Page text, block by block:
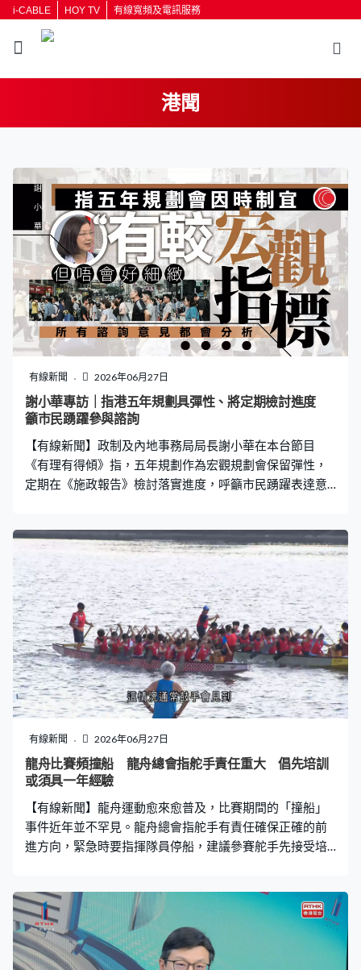
i-CABLE HOY TV 有線寬頻及電訊服務
港聞
按輸入鍵開始搜尋
有線新聞 2026年06月27日
謝小華專訪｜指港五年規劃具彈性、將定期檢討進度
籲市民踴躍參與諮詢
【有線新聞】政制及內地事務局局長謝小華在本台節目
《有理有得傾》指，五年規劃作為宏觀規劃會保留彈性，
定期在《施政報告》檢討落實進度，呼籲市民踴躍表達意
目《有理有得傾》被問會否參考國家規劃，列明多個發展
指標，她指具體指標會落在《施政報告》，每年檢討落實
進度再修正。 謝小華：「五年規劃是一個很宏觀的，所以
不代表中間完全沒有彈性，五年規劃下每年的施政報告就
給了我們一個機會，在一個部署的時候因時制宜，可以去
看一下如何落實是最好，再加上財政預算案都是提供適合
的資源配合，可以有些較宏觀的指標，但是不會是很細緻
的，而中期的檢討我們都覺得做任何規劃都是需要的。」
政府至今收集過千份意見，謝小華稱很多來自團體。謝小
華：「（規劃好像是一個比較高層次的政治術語，怎樣令
到大眾真的願意和政府實現一個願景？）在民生的篇幅裡
面都提出了很多比較闊的題目，我們也沒有一個指定的方
向，就是希望所有市民、不同的團體都可以給意見，裡面
向上流，不要擔心那個層次，因為收到所有的意見，
有線新聞 2026年06月27日
龍舟比賽頻撞船 龍舟總會指舵手責任重大 倡先培訓
或須具一年經驗
【有線新聞】龍舟運動愈來愈普及，比賽期間的「撞船」
事件近年並不罕見。龍舟總會指舵手有責任確保正確的前
進方向，緊急時要指揮隊員停船，建議參賽舵手先接受培
練委員會主席李婉詩：「大風大浪的日子，水突然間變淺
的位置，劃手左右整齊度不足，都較容易會偏航。譬如赤
柱、西貢、維多利亞港，因為這些通常都是比較大風大浪
的賽道，所以如果沒有躉船包圍賽道，浪就會直接影響龍